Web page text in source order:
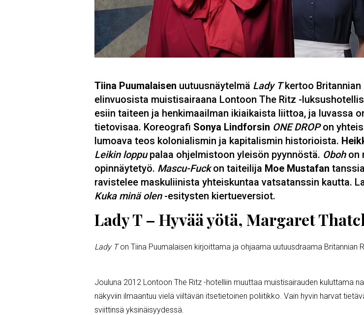
Tiina Puumalaisen uutuusnäytelmä Lady Tkertoo Britannian
elinvuosista muistisairaana Lontoon The Ritz -
esiin taiteen ja henkimaailman ikiaikaista liittoa, ja luvassa
tietovisaa. Koreografi Sonya Lindforsin ONE DROPon
lumoava teos kolonialismin ja kapitalismin historioista.
Leikin loppupalaa ohjelmistoon yleisön pyynnöstä. Oboh on
opinnäytetyö. Mascu-Fuckon taiteilija Moe Mustafan
ravistelee maskuliinista yhteiskuntaa vatsatanssin kautta.
Kuka minä olen-esitysten kiertueversiot.
Lady T – Hyvää yötä, Margaret
Lady Ton Tiina Puumalaisen kirjoittama ja ohjaama uutuusdraama
Jouluna 2012 Lontoon The Ritz -hotelliin muuttaa muistisairauden kuluttama
näkyviin ilmaantuu vielä viiltävän itsetietoinen poliitikko. Vain hyvin harvat
sviittinsä yksinäisyydessä.